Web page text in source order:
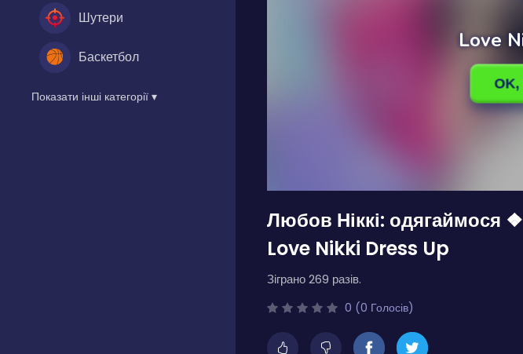
Шутери
Баскетбол
Показати інші категорії ▾
Любов Ніккі: одягаймося ❖
Love Nikki Dress Up
Зіграно 269 разів.
0 (0 Голосів)